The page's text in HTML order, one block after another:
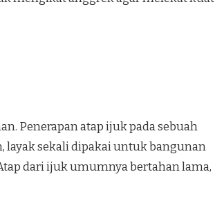
Penerapan atap ijuk pada sebuah
layak sekali dipakai untuk bangunan
dari ijuk umumnya bertahan lama,